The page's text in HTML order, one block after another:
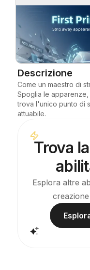
Scarica
Blog
Aggiornamenti
Descrizione
Come un maestro di
Spoglia le
trova l'unico punto di
attuabile.
Trova
Esplora altre